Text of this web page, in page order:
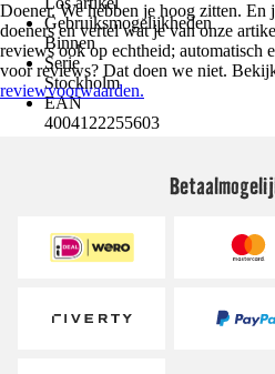
Gebruiksmogelijkheden
Binnen
Serie
Stockholm
EAN
4004122255603
Doener. We hebben je hoog zitten.
doeners en vertel wat je van onze
reviews ook op echtheid; automatisch
voor reviews? Dat doen we niet.
reviewvoorwaarden.